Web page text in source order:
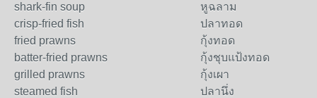
shark-fin soup
หูฉลาม
crisp-fried fish
ปลาทอด
fried prawns
กุ้งทอด
batter-fried prawns
กุ้งชุบแป้งทอด
grilled prawns
กุ้งเผา
steamed fish
ปลานึ่ง